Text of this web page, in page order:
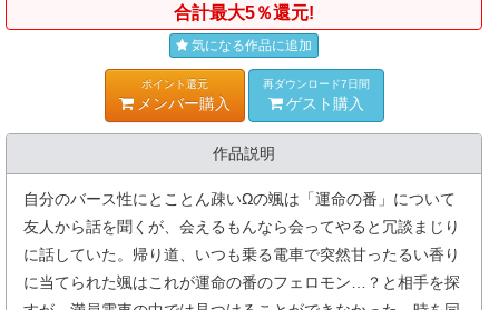
合計最大5％還元!
気になる作品に追加
ポイント還元
メンバー購入
再ダウンロード7日間
ゲスト購入
作品説明
自分のバース性にとことん疎いΩの颯は「運命の番」について
友人から話を聞くが、会えるもんなら会ってやると冗談まじり
に話していた。帰り道、いつも乗る電車で突然甘ったるい香り
に当てられた颯はこれが運命の番のフェロモン…？と相手を探